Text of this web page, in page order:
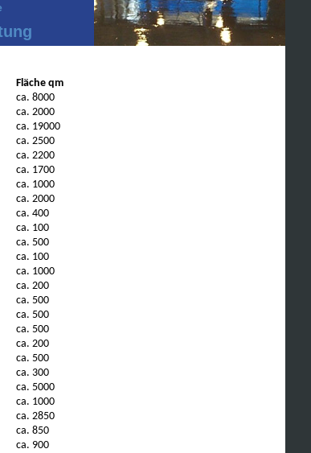
Fläche qm
ca. 8000
ca. 2000
ca. 19000
ca. 2500
ca. 2200
ca. 1700
ca. 1000
ca. 2000
ca. 400
ca. 100
ca. 500
ca. 100
ca. 1000
ca. 200
ca. 500
ca. 500
ca. 500
ca. 200
ca. 500
ca. 300
ca. 5000
ca. 1000
ca. 2850
ca. 850
ca. 900